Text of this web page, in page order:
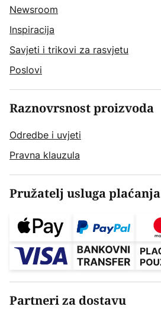
Newsroom
Inspiracija
Savjeti i trikovi za rasvjetu
Poslovi
Raznovrsnost proizvoda
Odredbe i uvjeti
Pravna klauzula
Pružatelj usluga plaćanja
Partneri za dostavu